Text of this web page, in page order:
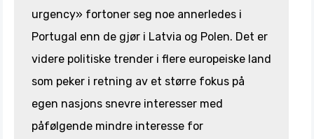
urgency» fortoner seg noe annerledes i
Portugal enn de gjør i Latvia og Polen. Det er
videre politiske trender i flere europeiske land
som peker i retning av et større fokus på
egen nasjons snevre interesser med
påfølgende mindre interesse for